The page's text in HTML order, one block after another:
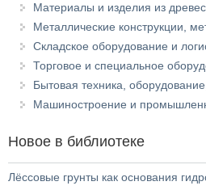
Материалы и изделия из
Металлические конструкции,
Складское оборудование и
Торговое и специальное
Бытовая техника,
Машиностроение и
Новое в библиотеке
Лёссовые грунты как основания